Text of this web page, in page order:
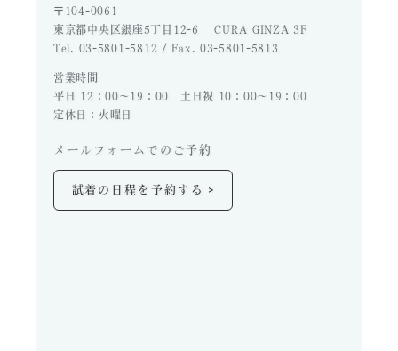
〒104-0061
東京都中央区銀座5丁目12-6 CURA GINZA 3F
Tel. 03-5801-5812 / Fax. 03-5801-5813
営業時間
平日 12：00～19：00 土日祝 10：00～19：00
定休日：火曜日
メールフォームでのご予約
試着の日程を予約する >